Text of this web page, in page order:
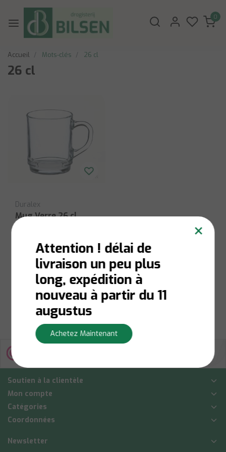
0
Accueil Mots-clés 26 cl
26 cl
Duralex
Mug Verre 26 cl
Niet op voorraad:
Contactez-nous pour la
disponibilité du stock
Afficher
Soutien à la clientèle
Mon compte
Catégories
Coordonnées
Newsletter
×
Attention ! délai de
livraison un peu plus
long, expédition à
nouveau à partir du 11
augustus
Achetez Maintenant